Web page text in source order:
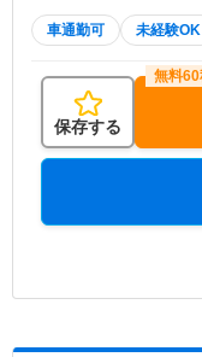
車通勤可 未経験OK
保存する